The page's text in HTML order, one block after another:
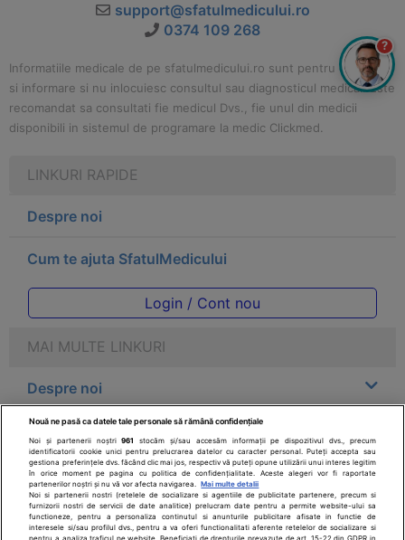
support@sfatulmedicului.ro
0374 109 268
Informatiile medicale de pe sfatulmedicului.ro sunt pentru educatie
si informare si nu inlocuiesc consultul sau diagnosticul medical. Este
recomandat sa consultati fie medicul Dvs., fie unul din medicii
disponibili in sistemul de programare la medic Clickmed.
LINKURI RAPIDE
Despre noi
Cum te ajuta SfatulMedicului
Login / Cont nou
MAI MULTE LINKURI
Despre noi
Legal
Drepturile consumatorului
Parteneri
?
Nouă ne pasă ca datele tale personale să rămână confidențiale
Noi și partenerii noștri961
stocăm și/sau accesăm informații pe dispozitivul dvs., precum
identificatorii cookie unici pentru prelucrarea datelor cu caracter personal. Puteți accepta sau
gestiona preferințele dvs. făcând clic mai jos, respectiv vă puteți opune utilizării unui interes legitim
în orice moment pe pagina cu politica de confidențialitate. Aceste alegeri vor fi raportate
partenerilor noștri și nu vă vor afecta navigarea.
Mai multe detalii
Noi si partenerii nostri (retelele de socializare si agentiile de publicitate partenere, precum si
furnizorii nostri de servicii de date analitice) prelucram date pentru a permite website-ului sa
functioneze, pentru a personaliza continutul si anunturile publicitare afisate in functie de
interesele si/sau profilul dvs., pentru a va oferi functionalitati aferente retelelor de socializare si
pentru a analiza traficul pe website. Beneficiati de drepturile prevazute de art. 15-22 din GDPR in